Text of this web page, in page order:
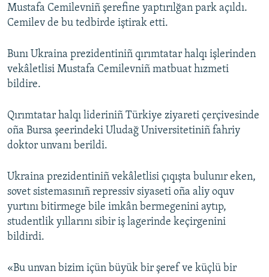
Mustafa Cemilevniñ şerefine yaptırılğan park açıldı.
Cemilev de bu tedbirde iştirak etti.
Bunı Ukraina prezidentiniñ qırımtatar halqı işlerinden
vekâletlisi Mustafa Cemilevniñ matbuat hızmeti
bildire.
Qırımtatar halqı lideriniñ Türkiye ziyareti çerçivesinde
oña Bursa şeerindeki Uludağ Universitetiniñ fahriy
doktor unvanı berildi.
Ukraina prezidentiniñ vekâletlisi çıqışta bulunır eken,
sovet sistemasınıñ repressiv siyaseti oña aliy oquv
yurtını bitirmege bile imkân bermegenini aytıp,
studentlik yıllarını sibir iş lagerinde keçirgenini
bildirdi.
«Bu unvan bizim içün büyük bir şeref ve küçlü bir